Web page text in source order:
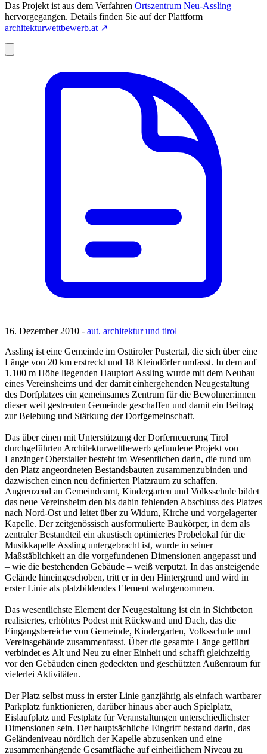
Das Projekt ist aus dem Verfahren Ortszentrum Neu-Assling
hervorgegangen. Details finden Sie auf der Plattform
architekturwettbewerb.at ↗
16. Dezember 2010 - aut. architektur und tirol
Assling ist eine Gemeinde im Osttiroler Pustertal, die sich über eine
Länge von 20 km erstreckt und 18 Kleindörfer umfasst. In dem auf
1.100 m Höhe liegenden Hauptort Assling wurde mit dem Neubau
eines Vereinsheims und der damit einhergehenden Neugestaltung
des Dorfplatzes ein gemeinsames Zentrum für die Bewohner:innen
dieser weit gestreuten Gemeinde geschaffen und damit ein Beitrag
zur Belebung und Stärkung der Dorfgemeinschaft.
Das über einen mit Unterstützung der Dorferneuerung Tirol
durchgeführten Architekturwettbewerb gefundene Projekt von
Lanzinger Oberstaller besteht im Wesentlichen darin, die rund um
den Platz angeordneten Bestandsbauten zusammenzubinden und
dazwischen einen neu definierten Platzraum zu schaffen.
Angrenzend an Gemeindeamt, Kindergarten und Volksschule bildet
das neue Vereinsheim den bis dahin fehlenden Abschluss des Platzes
nach Nord-Ost und leitet über zu Widum, Kirche und vorgelagerter
Kapelle. Der zeitgenössisch ausformulierte Baukörper, in dem als
zentraler Bestandteil ein akustisch optimiertes Probelokal für die
Musikkapelle Assling untergebracht ist, wurde in seiner
Maßstäblichkeit an die vorgefundenen Dimensionen angepasst und
– wie die bestehenden Gebäude – weiß verputzt. In das ansteigende
Gelände hineingeschoben, tritt er in den Hintergrund und wird in
erster Linie als platzbildendes Element wahrgenommen.
Das wesentlichste Element der Neugestaltung ist ein in Sichtbeton
realisiertes, erhöhtes Podest mit Rückwand und Dach, das die
Eingangsbereiche von Gemeinde, Kindergarten, Volksschule und
Vereinsgebäude zusammenfasst. Über die gesamte Länge geführt
verbindet es Alt und Neu zu einer Einheit und schafft gleichzeitig
vor den Gebäuden einen gedeckten und geschützten Außenraum für
vielerlei Aktivitäten.
Der Platz selbst muss in erster Linie ganzjährig als einfach wartbarer
Parkplatz funktionieren, darüber hinaus aber auch Spielplatz,
Eislaufplatz und Festplatz für Veranstaltungen unterschiedlichster
Dimensionen sein. Der hauptsächliche Eingriff bestand darin, das
Geländeniveau nördlich der Kapelle abzusenken und eine
zusammenhängende Gesamtfläche auf einheitlichem Niveau zu